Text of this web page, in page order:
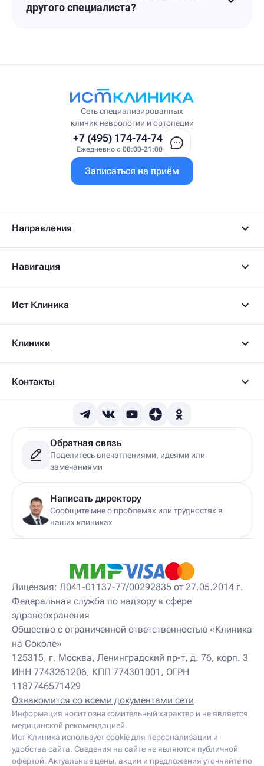
другого специалиста?
Сеть специализированных
клиник неврологии и ортопедии
+7 (495) 174-74-74
Ежедневно с 08:00-21:00
Записаться на приём
Направления
Навигация
Ист Клиника
Клиники
Контакты
Обратная связь
Поделитесь впечатлениями, идеями или
замечаниями
Написать директору
Сообщите мне о проблемах или трудностях в
наших клиниках
Лицензия: Л041-01137-77/00292835 от 27.05.2014 г.
Федеральная служба по надзору в сфере
здравоохранения
Общество с ограниченной ответственностью «Клиника
на Соколе»
125315, г. Москва, Ленинградский пр-т, д. 76, корп. 3
ИНН 7743261206, КПП 774301001, ОГРН
1187746571429
Ознакомится со всеми документами сети
Информация носит ознакомительный характер и не является
медицинской рекомендацией.
Ист Клиника использует cookie для персонализации и
удобства сайта. Сведения на сайте не являются публичной
офертой. Актуальные цены, акции и предложения уточняйте по